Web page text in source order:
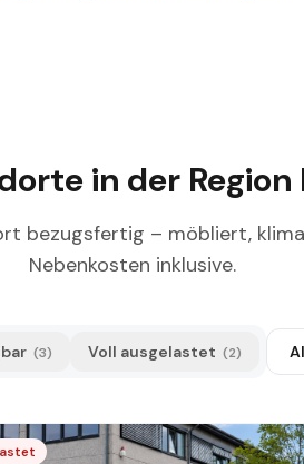
in der Region
bezugsfertig – möbliert,
Nebenkosten inklusive.
(3) Voll ausgelastet (2)